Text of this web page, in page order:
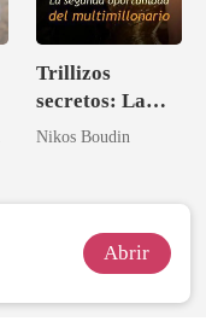
Trillizos
secretos: La
segunda
Nikos Boudin
Abrir